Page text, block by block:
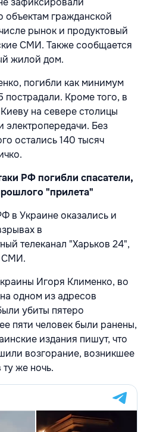
объектам гражданской
рынок и продуктовый
СМИ. Также сообщается
жилой дом.
погибли как минимум
пострадали. Кроме того, в
на севере столицы
Без
остались 140 тысяч
РФ погибли спасатели,
"прилета"
в Украине оказались и
в
телеканал "Харьков 24",
СМИ.
Игоря Клименко, во
одном из адресов
убиты пятеро
пяти человек были ранены,
издания пишут, что
возгорание, возникшее
ту же ночь.